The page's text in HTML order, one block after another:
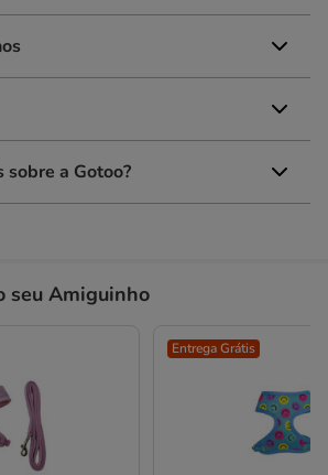
sobre a Gotoo?
seu Amiguinho
Entrega Grátis